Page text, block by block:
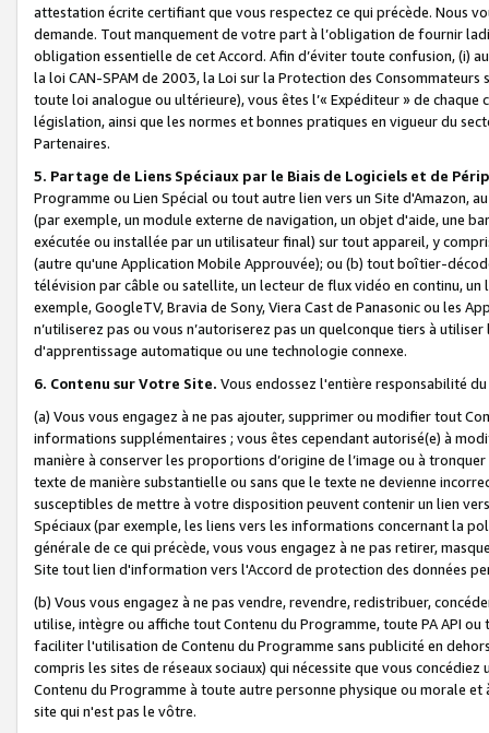
attestation écrite certifiant que vous respectez ce qui précède. Nous
demande. Tout manquement de votre part à l’obligation de fournir
obligation essentielle de cet Accord. Afin d’éviter toute confusion, (i)
la loi CAN-SPAM de 2003, la Loi sur la Protection des
toute loi analogue ou ultérieure), vous êtes l’« Expéditeur » de
législation, ainsi que les normes et bonnes pratiques en vigueur du
Partenaires.
5. Partage de Liens Spéciaux par le Biais de Logiciels et de
Programme ou Lien Spécial ou tout autre lien vers un Site d'Amazon,
(par exemple, un module externe de navigation, un objet d'aide, une
exécutée ou installée par un utilisateur final) sur tout appareil, y
(autre qu'une Application Mobile Approuvée); ou (b) tout boîtier-
télévision par câble ou satellite, un lecteur de flux vidéo en continu,
exemple, GoogleTV, Bravia de Sony, Viera Cast de Panasonic ou les
n’utiliserez pas ou vous n’autoriserez pas un quelconque tiers à
d'apprentissage automatique ou une technologie connexe.
6. Contenu sur Votre Site. Vous endossez l'entière responsabilité
(a) Vous vous engagez à ne pas ajouter, supprimer ou modifier tout
informations supplémentaires ; vous êtes cependant autorisé(e) à
manière à conserver les proportions d’origine de l’image ou à
texte de manière substantielle ou sans que le texte ne devienne
susceptibles de mettre à votre disposition peuvent contenir un lien
Spéciaux (par exemple, les liens vers les informations concernant la
générale de ce qui précède, vous vous engagez à ne pas retirer,
Site tout lien d'information vers l'Accord de protection des données
(b) Vous vous engagez à ne pas vendre, revendre, redistribuer,
utilise, intègre ou affiche tout Contenu du Programme, toute PA API
faciliter l'utilisation de Contenu du Programme sans publicité en
compris les sites de réseaux sociaux) qui nécessite que vous
Contenu du Programme à toute autre personne physique ou morale
site qui n'est pas le vôtre.